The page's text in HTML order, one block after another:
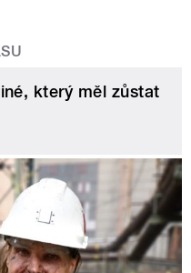
který měl zůstat